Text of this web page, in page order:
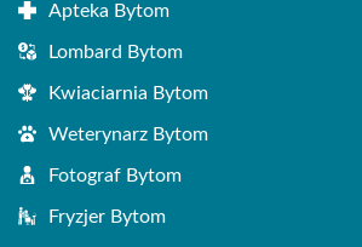
Apteka Bytom
Lombard Bytom
Kwiaciarnia Bytom
Weterynarz Bytom
Fotograf Bytom
Fryzjer Bytom